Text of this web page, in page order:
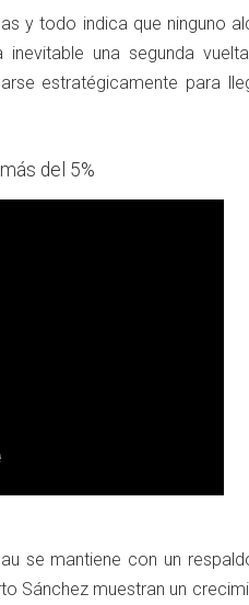
y todo indica que ninguno
una segunda
estratégicamente para
del 5%
se mantiene con un
Sánchez muestran un